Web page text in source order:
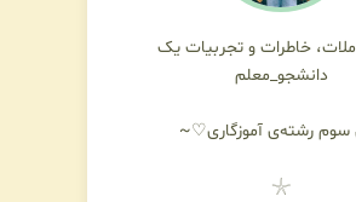
خاطرات و تجربیات یک
دانشجو_معلم
سوم رشته‌ی آموزگاری♡~
𓇼